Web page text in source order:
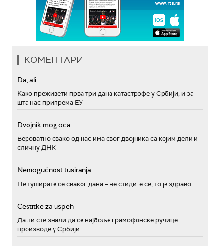
КОМЕНТАРИ
Da, ali...
Како преживети прва три дана катастрофе у Србији, и за
шта нас припрема ЕУ
Dvojnik mog oca
Вероватно свако од нас има свог двојника са којим дели и
сличну ДНК
Nemogućnost tusiranja
Не туширате се сваког дана – не стидите се, то је здраво
Cestitke za uspeh
Да ли сте знали да се најбоље грамофонске ручице
производе у Србији